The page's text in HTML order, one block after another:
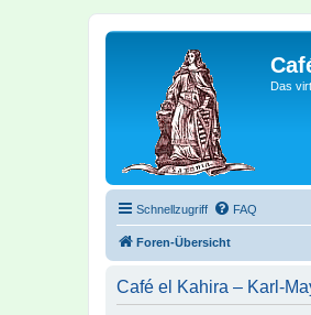
Das
Schnellzugriff FAQ
Foren-Übersicht
Café el Kahira – Karl-